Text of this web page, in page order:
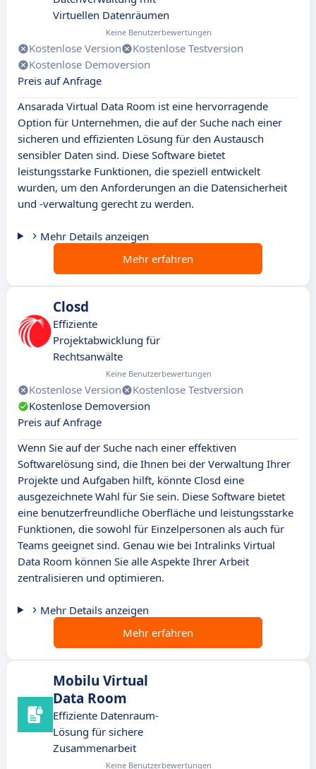
Virtuellen Datenräumen
Keine Benutzerbewertungen
Kostenlose Version
Kostenlose Testversion
Kostenlose Demoversion
Preis auf Anfrage
Ansarada Virtual Data Room ist eine hervorragende
Option für Unternehmen, die auf der Suche nach einer
sicheren und effizienten Lösung für den Austausch
sensibler Daten sind. Diese Software bietet
leistungsstarke Funktionen, die speziell entwickelt
wurden, um den Anforderungen an die Datensicherheit
und -verwaltung gerecht zu werden.
Mehr Details anzeigen
Mehr erfahren
Closd
Effiziente
Projektabwicklung für
Rechtsanwälte
Keine Benutzerbewertungen
Kostenlose Version
Kostenlose Testversion
Kostenlose Demoversion
Preis auf Anfrage
Wenn Sie auf der Suche nach einer effektiven
Softwarelösung sind, die Ihnen bei der Verwaltung Ihrer
Projekte und Aufgaben hilft, könnte Closd eine
ausgezeichnete Wahl für Sie sein. Diese Software bietet
eine benutzerfreundliche Oberfläche und leistungsstarke
Funktionen, die sowohl für Einzelpersonen als auch für
Teams geeignet sind. Genau wie bei Intralinks Virtual
Data Room können Sie alle Aspekte Ihrer Arbeit
zentralisieren und optimieren.
Mehr Details anzeigen
Mehr erfahren
Mobilu Virtual
Data Room
Effiziente Datenraum-
Lösung für sichere
Zusammenarbeit
Keine Benutzerbewertungen